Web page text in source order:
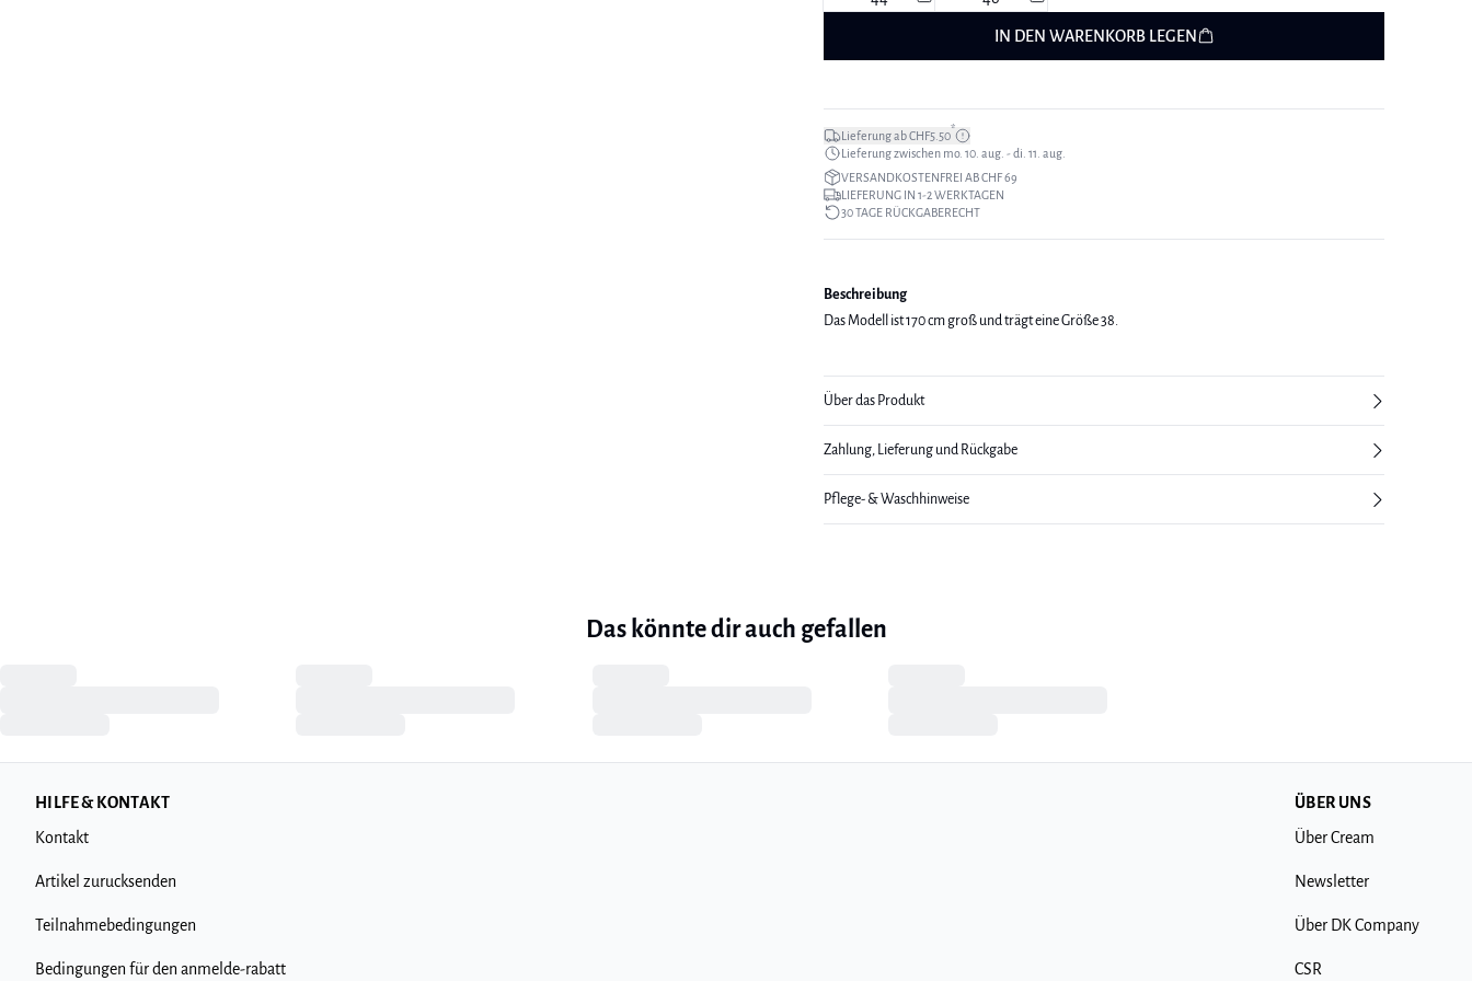
IN DEN WARENKORB LEGEN
Lieferung ab CHF5.50*
Lieferung zwischen mo. 10. aug. - di. 11. aug.
VERSANDKOSTENFREI AB CHF 69
LIEFERUNG IN 1-2 WERKTAGEN
30 TAGE RÜCKGABERECHT
Beschreibung
Das Modell ist 170 cm groß und trägt eine Größe 38.
Über das Produkt
Zahlung, Lieferung und Rückgabe
Pflege- & Waschhinweise
Das könnte dir auch gefallen
HILFE & KONTAKT
Kontakt
Artikel zurucksenden
Teilnahmebedingungen
Bedingungen für den anmelde-rabatt
ÜBER UNS
Über Cream
Newsletter
Über DK Company
CSR